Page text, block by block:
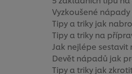
Vyzkoušené
Tipy a triky jak
Tipy a triky na
Jak nejlépe sestavit
Devět nápadů jak
Tipy a triky jak